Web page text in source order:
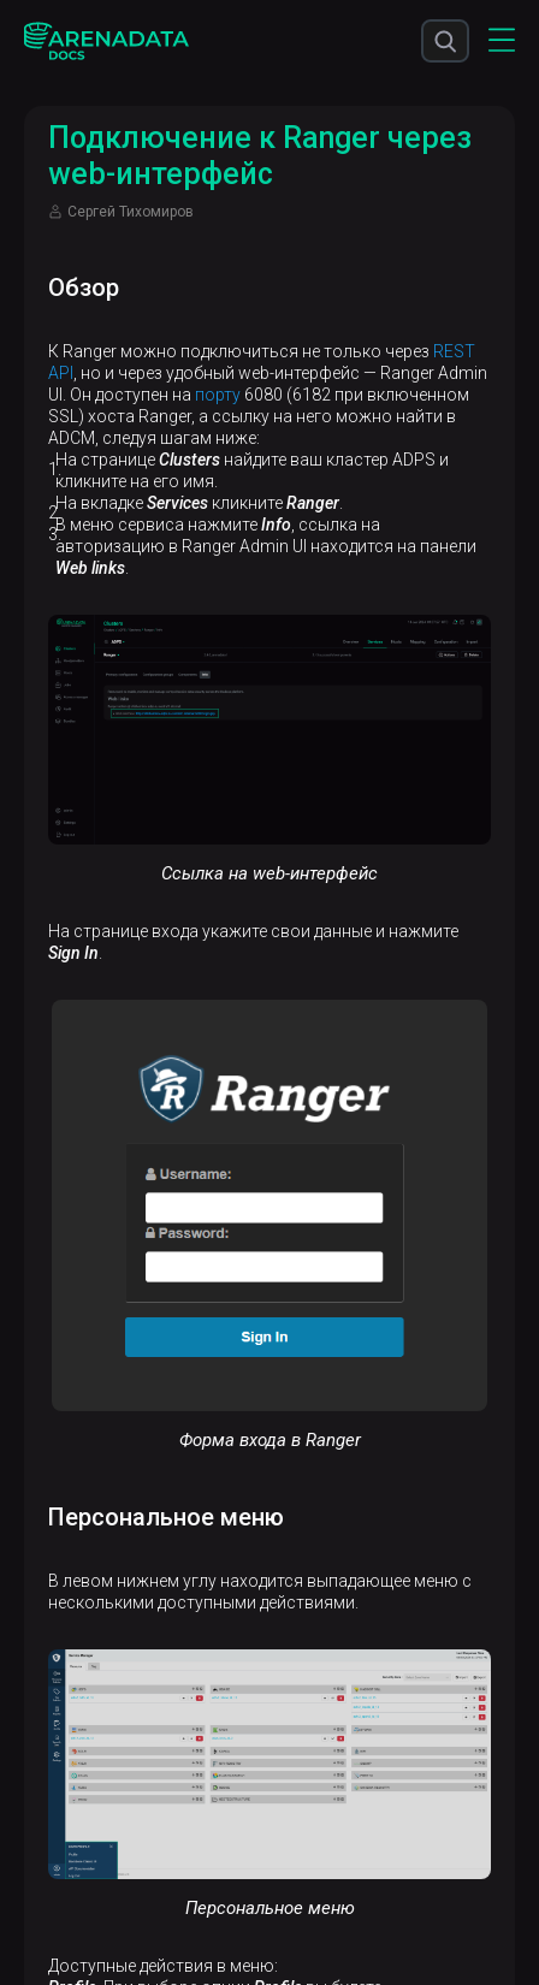
Подключение к Ranger через
web-интерфейс
Сергей Тихомиров
Обзор
К Ranger можно подключиться не только через REST
API
, но и через удобный web-интерфейс — Ranger Admin
UI. Он доступен на порту 6080 (6182 при включенном
SSL) хоста Ranger, а ссылку на него можно найти в
ADCM, следуя шагам ниже:
На страницеClusters найдите ваш кластер ADPS и
кликните на его имя.
На вкладкеServices кликнитеRanger
В меню сервиса нажмитеInfo , ссылка на
авторизацию в Ranger Admin UI находится на панели
Web links
Ссылка на web-интерфейс
На странице входа укажите свои данные и нажмите
Sign In.
Форма входа в Ranger
Персональное меню
В левом нижнем углу находится выпадающее меню с
несколькими доступными действиями.
Персональное меню
Доступные действия в меню: